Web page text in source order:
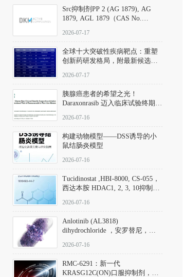
中，其靶向ROCK的选择性超过
200倍，凸显出优异的分子特异
Src抑制剂PP 2 (AG 1879), AG
1879, AGL 1879（CAS No.
应用指南
2026-07-17
全球十大突破性疾病靶点：重塑
创新药研发格局，附最新候选分
2026-07-17
胰腺癌患者的希望之光！
Daraxonrasib 迈入临床试验终期阶
2026-07-16
构建动物模型——DSS诱导的小
鼠结肠炎模型
2026-07-16
Tucidinostat ,HBI-8000, CS-055，
西达本胺 HDAC1, 2, 3, 10抑制剂
D808567) - DKM活性分子
2026-07-16
Anlotinib (AL3818)
dihydrochloride ，安罗替尼，
Hydrochloride实验方法步骤SOP
2026-07-16
RMC-6291：新一代
KRASG12C(ON)口服抑制剂，